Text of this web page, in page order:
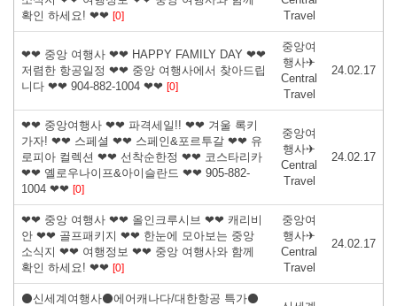
확인 하세요! ❤❤ [0]
Travel
❤❤ 중앙 여행사 ❤❤ HAPPY FAMILY DAY ❤❤
저렴한 항공일정 ❤❤ 중앙 여행사에서 찾아드립
니다 ❤❤ 904-882-1004 ❤❤ [0]
중앙여
행사✈
Central
Travel
24.02.17
❤❤ 중앙여행사 ❤❤ 파격세일!! ❤❤ 겨울 록키
가자! ❤❤ 스페셜 ❤❤ 스페인&포르투갈 ❤❤ 유
로피아 컬렉션 ❤❤ 선착순한정 ❤❤ 코스타리카
❤❤ 옐로우나이프&아이슬란드 ❤❤ 905-882-
1004 ❤❤ [0]
중앙여
행사✈
Central
Travel
24.02.17
❤❤ 중앙 여행사 ❤❤ 올인크루시브 ❤❤ 캐리비
안 ❤❤ 골프패키지 ❤❤ 한눈에 모아보는 중앙
소식지 ❤❤ 여행정보 ❤❤ 중앙 여행사와 함께
확인 하세요! ❤❤ [0]
중앙여
행사✈
Central
Travel
24.02.17
⚫신세계여행사⚫에어캐나다/대한항공 특가⚫